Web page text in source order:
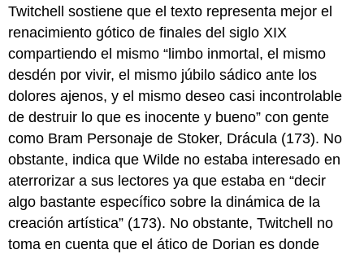
Twitchell sostiene que el texto representa mejor el
renacimiento gótico de finales del siglo XIX
compartiendo el mismo “limbo inmortal, el mismo
desdén por vivir, el mismo júbilo sádico ante los
dolores ajenos, y el mismo deseo casi incontrolable
de destruir lo que es inocente y bueno” con gente
como Bram Personaje de Stoker, Drácula (173). No
obstante, indica que Wilde no estaba interesado en
aterrorizar a sus lectores ya que estaba en “decir
algo bastante específico sobre la dinámica de la
creación artística” (173). No obstante, Twitchell no
toma en cuenta que el ático de Dorian es donde